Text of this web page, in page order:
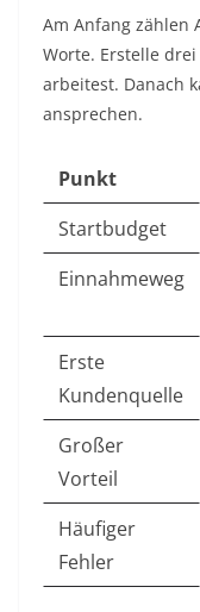
Am Anfang zählen
Worte. Erstelle
arbeitest. Danach
ansprechen.
Punkt
Startbudget
Einnahmeweg
Erste
Kundenquelle
Großer
Vorteil
Häufiger
Fehler